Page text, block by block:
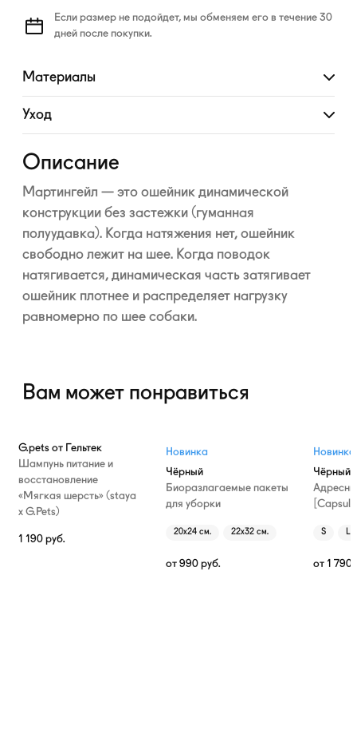
Если размер не подойдет, мы обменяем его в течение 30
дней после покупки.
Материалы
Развернуть
Уход
Развернуть
Описание
Мартингейл — это ошейник динамической
конструкции без застежки (гуманная
полуудавка). Когда натяжения нет, ошейник
свободно лежит на шее. Когда поводок
натягивается, динамическая часть затягивает
ошейник плотнее и распределяет нагрузку
равномерно по шее собаки.
Вам может понравиться
G.pets от Гельтек
Шампунь питание и
восстановление
«Мягкая шерсть» (staya
х G.Pets)
1 190 руб.
Новинка
Чёрный
Биоразлагаемые пакеты
для уборки
20х24 см. 22х32 см.
от 990 руб.
Новинка
Чёрный
S L
от 1 790